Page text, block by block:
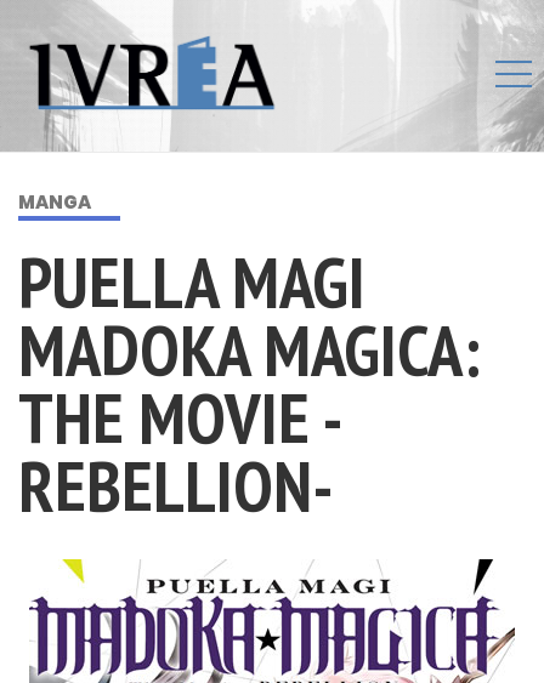
MANGA
PUELLA MAGI
MADOKA MAGICA:
THE MOVIE -
REBELLION-